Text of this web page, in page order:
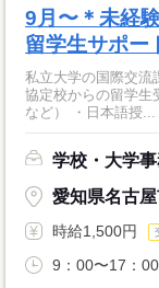
9月〜＊未経
留学生サポー
私立大学の国際交流課
協定校からの留学生
など） ・日本語授...
学校・大学
愛知県名古屋
時給1,500円
9：00〜17：